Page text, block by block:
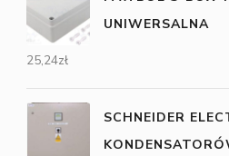
UNIWERSALNA
25,24zł
SCHNEIDER